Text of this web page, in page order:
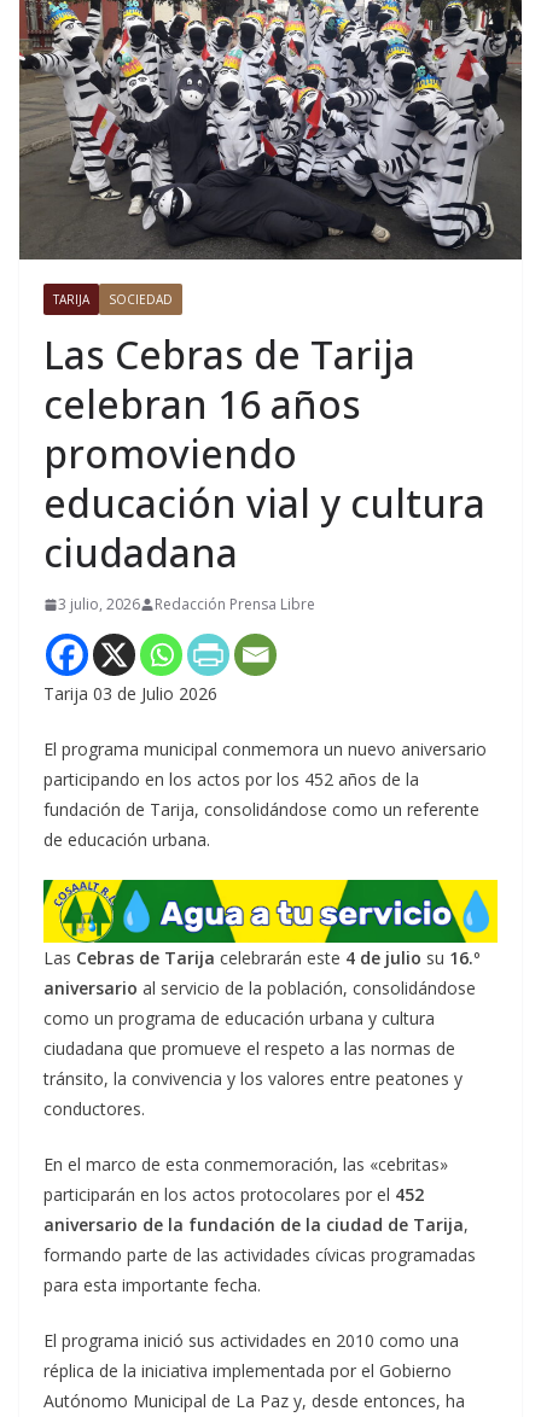
TARIJA SOCIEDAD
Las Cebras de Tarija
celebran 16 años
promoviendo
educación vial y cultura
ciudadana
3 julio, 2026 Redacción Prensa Libre
Tarija 03 de Julio 2026
El programa municipal conmemora un nuevo aniversario
participando en los actos por los 452 años de la
fundación de Tarija, consolidándose como un referente
de educación urbana.
Las Cebras de Tarija celebrarán este 4 de julio su 16.º
aniversario al servicio de la población, consolidándose
como un programa de educación urbana y cultura
ciudadana que promueve el respeto a las normas de
tránsito, la convivencia y los valores entre peatones y
conductores.
En el marco de esta conmemoración, las «cebritas»
participarán en los actos protocolares por el 452
aniversario de la fundación de la ciudad de Tarija,
formando parte de las actividades cívicas programadas
para esta importante fecha.
El programa inició sus actividades en 2010 como una
réplica de la iniciativa implementada por el Gobierno
Autónomo Municipal de La Paz y, desde entonces, ha